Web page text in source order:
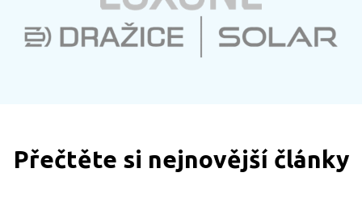
Přečtěte si nejnovější články